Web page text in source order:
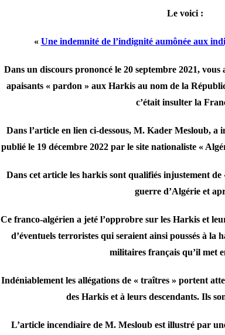
Le voici :
« Une indemnité de l’indignité aumônée aux
Dans un discours prononcé le 20 septembre 2021, vous
apaisants « pardon » aux Harkis au nom de la
c’était insulter la
Dans l’article en lien ci-dessous, M. Kader Mesloub, a
publié le 19 décembre 2022 par le site nationaliste «
Dans cet article les harkis sont qualifiés injustement
guerre d’Algérie et
Ce franco-algérien a jeté l’opprobre sur les Harkis et
d’éventuels terroristes qui seraient ainsi poussés à la
militaires français qu’il met
Indéniablement les allégations de « traîtres » portent
des Harkis et à leurs descendants. Ils
L’article incendiaire de M. Mesloub est illustré par